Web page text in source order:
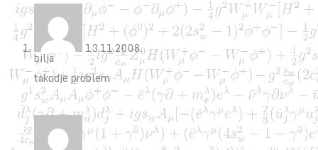
13.11.2008.
bilja
takodje problem